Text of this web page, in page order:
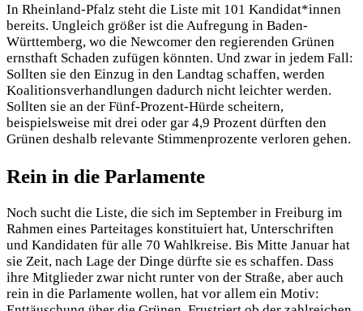
In Rheinland-Pfalz steht die Liste mit 101 Kandidat*innen
bereits. Ungleich größer ist die Aufregung in Baden-
Württemberg, wo die Newcomer den regierenden Grünen
ernsthaft Schaden zufügen könnten. Und zwar in jedem Fall:
Sollten sie den Einzug in den Landtag schaffen, werden
Koalitionsverhandlungen dadurch nicht leichter werden.
Sollten sie an der Fünf-Prozent-Hürde scheitern,
beispielsweise mit drei oder gar 4,9 Prozent dürften den
Grünen deshalb relevante Stimmenprozente verloren gehen.
Rein in die Parlamente
Noch sucht die Liste, die sich im September in Freiburg im
Rahmen eines Parteitages konstituiert hat, Unterschriften
und Kandidaten für alle 70 Wahlkreise. Bis Mitte Januar hat
sie Zeit, nach Lage der Dinge dürfte sie es schaffen. Dass
ihre Mitglieder zwar nicht runter von der Straße, aber auch
rein in die Parlamente wollen, hat vor allem ein Motiv: